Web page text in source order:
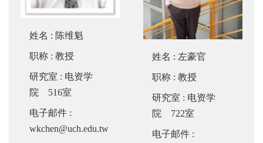
姓名 : 陈维魁
职称 : 教授
研究室 : 电资学
院 516室
电子邮件 :
wkchen@uch.edu.tw
姓名 : 左豪官
职称 : 教授
研究室 : 电资学
院 722室
电子邮件 :